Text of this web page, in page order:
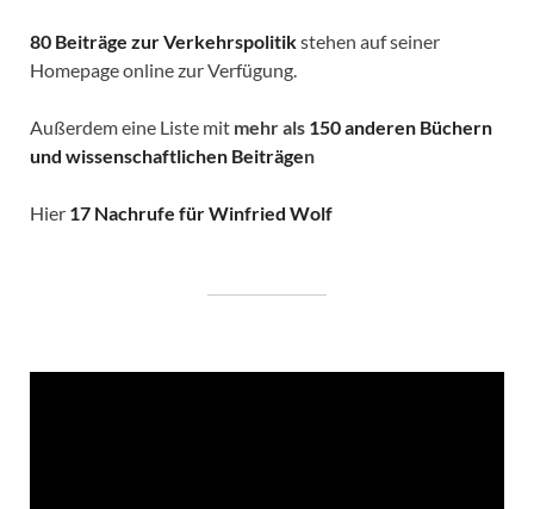
80 Beiträge zur Verkehrspolitikstehen auf seiner
Homepage online zur Verfügung.
Außerdem eine Liste mit mehr als 150 anderen Büchern
und wissenschaftlichen Beiträgen
Hier 17 Nachrufe für Winfried Wolf